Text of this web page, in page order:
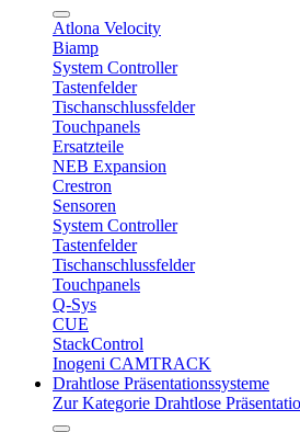
Atlona Velocity
Biamp
System Controller
Tastenfelder
Tischanschlussfelder
Touchpanels
Ersatzteile
NEB Expansion
Crestron
Sensoren
System Controller
Tastenfelder
Tischanschlussfelder
Touchpanels
Q-Sys
CUE
StackControl
Inogeni CAMTRACK
Drahtlose Präsentationssysteme
Zur Kategorie Drahtlose